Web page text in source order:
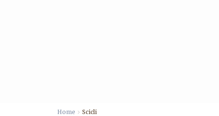
Home Scicli